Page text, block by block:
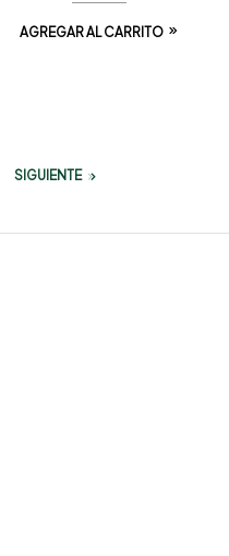
AGREGAR AL CARRITO
SIGUIENTE